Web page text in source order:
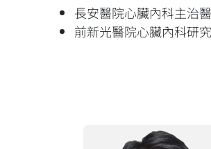
長安醫院心臟內科主治
前新光醫院心臟內科研